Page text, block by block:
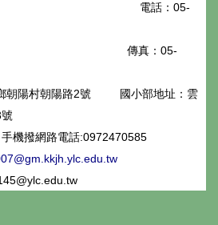
電話：05-
傳真：05-
朝陽村朝陽路2號
國小部地址：雲
機撥網路電話:0972470585